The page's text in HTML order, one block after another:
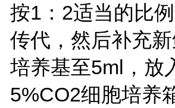
按1：2适当的比
传代，然后补充
培养基至5ml，放
5%CO2细胞培养